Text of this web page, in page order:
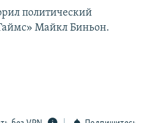
политический
Майкл Биньон.